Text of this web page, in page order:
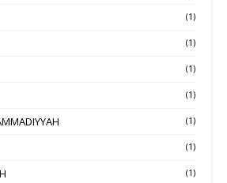
(1)
(1)
(1)
(1)
(1)
(1)
(1)